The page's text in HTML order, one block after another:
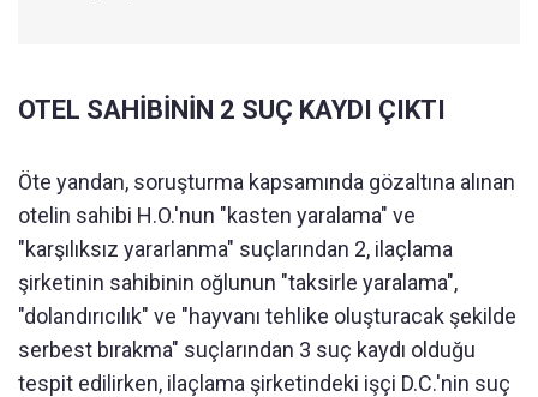
OTEL SAHİBİNİN 2 SUÇ KAYDI ÇIKTI
Öte yandan, soruşturma kapsamında gözaltına alınan
otelin sahibi H.O.'nun "kasten yaralama" ve
"karşılıksız yararlanma" suçlarından 2, ilaçlama
şirketinin sahibinin oğlunun "taksirle yaralama",
"dolandırıcılık" ve "hayvanı tehlike oluşturacak şekilde
serbest bırakma" suçlarından 3 suç kaydı olduğu
tespit edilirken, ilaçlama şirketindeki işçi D.C.'nin suç